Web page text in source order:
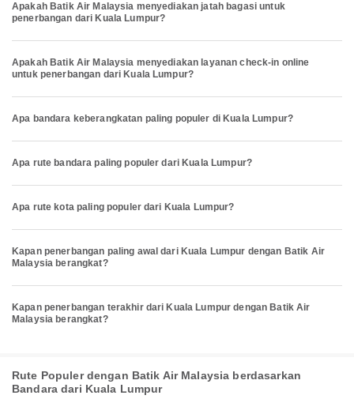
Apakah Batik Air Malaysia menyediakan jatah bagasi untuk
penerbangan dari Kuala Lumpur?
Apakah Batik Air Malaysia menyediakan layanan check-in online
untuk penerbangan dari Kuala Lumpur?
Apa bandara keberangkatan paling populer di Kuala Lumpur?
Apa rute bandara paling populer dari Kuala Lumpur?
Apa rute kota paling populer dari Kuala Lumpur?
Kapan penerbangan paling awal dari Kuala Lumpur dengan Batik Air
Malaysia berangkat?
Kapan penerbangan terakhir dari Kuala Lumpur dengan Batik Air
Malaysia berangkat?
Rute Populer dengan Batik Air Malaysia berdasarkan
Bandara dari Kuala Lumpur